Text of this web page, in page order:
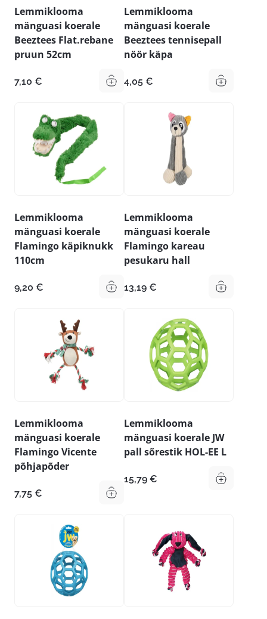
Lemmiklooma
mänguasi koerale
Beeztees Flat.rebane
pruun 52cm
7,10 €
Lemmiklooma
mänguasi koerale
Beeztees tennisepall
nöör käpa
4,05 €
Lemmiklooma
mänguasi koerale
Flamingo käpiknukk
110cm
9,20 €
Lemmiklooma
mänguasi koerale
Flamingo kareau
pesukaru hall
13,19 €
Lemmiklooma
mänguasi koerale
Flamingo Vicente
põhjapõder
7,75 €
Lemmiklooma
mänguasi koerale JW
pall sõrestik HOL-EE L
15,79 €